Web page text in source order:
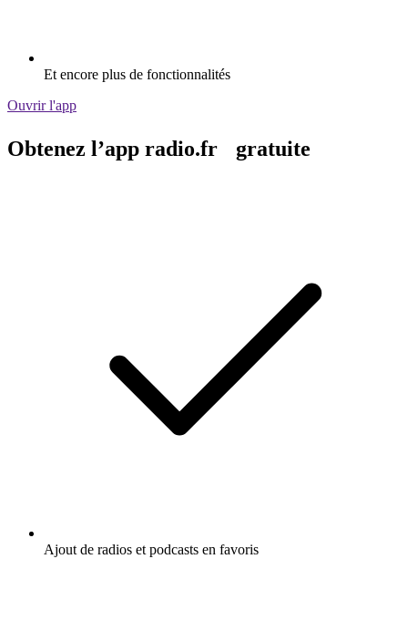
Et encore plus de fonctionnalités
Ouvrir l'app
Obtenez l’app radio.fr gratuite
Ajout de radios et podcasts en favoris